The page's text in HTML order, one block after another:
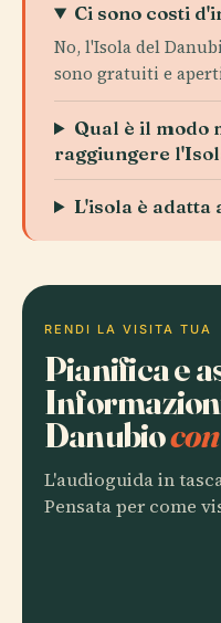
Ci sono costi
No, l'Isola del
sono gratuiti e
Qual è il modo
raggiungere
L'isola è
RENDI LA VISITA TUA
Pianifica e
Danubio
L'audioguida in
Pensata per come